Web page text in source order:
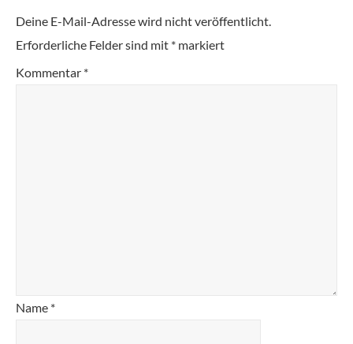
Deine E-Mail-Adresse wird nicht veröffentlicht.
Erforderliche Felder sind mit * markiert
Kommentar *
Name *